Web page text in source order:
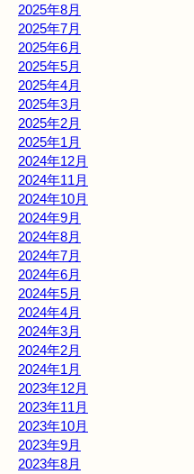
2025年8月
2025年7月
2025年6月
2025年5月
2025年4月
2025年3月
2025年2月
2025年1月
2024年12月
2024年11月
2024年10月
2024年9月
2024年8月
2024年7月
2024年6月
2024年5月
2024年4月
2024年3月
2024年2月
2024年1月
2023年12月
2023年11月
2023年10月
2023年9月
2023年8月